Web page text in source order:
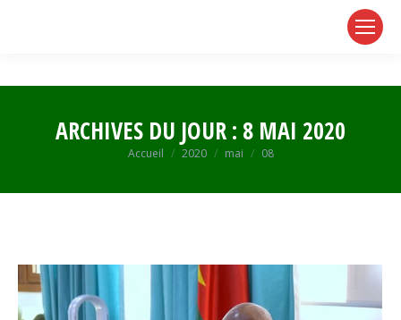
ARCHIVES DU JOUR : 8 MAI 2020
Vous êtes ici :
Accueil 2020 mai 08